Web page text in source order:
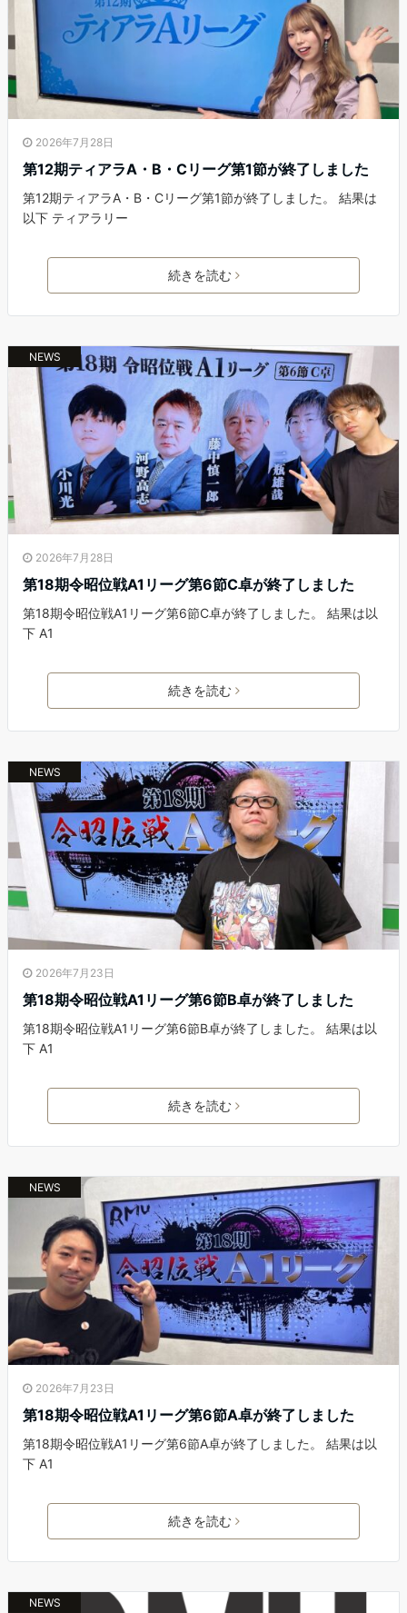
2026年7月28日
第12期ティアラA・B・Cリーグ第1節が終了しました
第12期ティアラA・B・Cリーグ第1節が終了しました。 結果は
以下 ティアラリー
続きを読む
NEWS
2026年7月28日
第18期令昭位戦A1リーグ第6節C卓が終了しました
第18期令昭位戦A1リーグ第6節C卓が終了しました。 結果は以
下 A1
続きを読む
NEWS
2026年7月23日
第18期令昭位戦A1リーグ第6節B卓が終了しました
第18期令昭位戦A1リーグ第6節B卓が終了しました。 結果は以
下 A1
続きを読む
NEWS
2026年7月23日
第18期令昭位戦A1リーグ第6節A卓が終了しました
第18期令昭位戦A1リーグ第6節A卓が終了しました。 結果は以
下 A1
続きを読む
NEWS